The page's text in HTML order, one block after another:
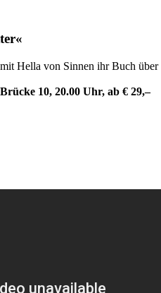
Hella von Sinnen ihr Buch
10, 20.00 Uhr, ab € 29,–